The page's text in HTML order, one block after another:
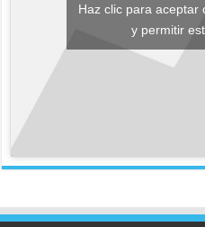
Haz clic para aceptar
y permitir